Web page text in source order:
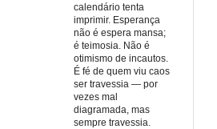
calendário tenta
imprimir. Esperança
não é espera mansa;
é teimosia. Não é
otimismo de incautos.
É fé de quem viu caos
ser travessia — por
vezes mal
diagramada, mas
sempre travessia.